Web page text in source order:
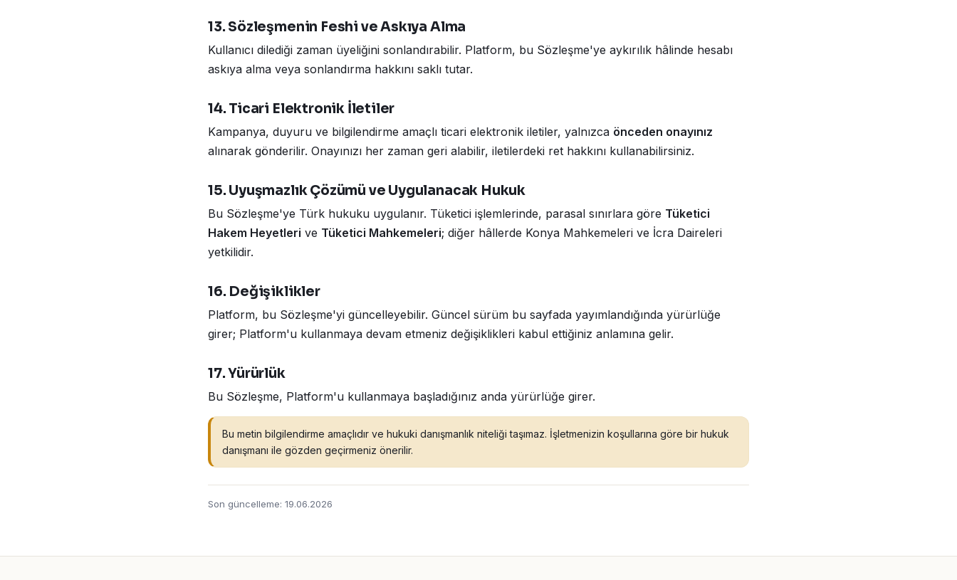
13. Sözleşmenin Feshi ve Askıya Alma
Kullanıcı dilediği zaman üyeliğini sonlandırabilir. Platform, bu Sözleşme'ye aykırılık hâlinde hesabı
askıya alma veya sonlandırma hakkını saklı tutar.
14. Ticari Elektronik İletiler
Kampanya, duyuru ve bilgilendirme amaçlı ticari elektronik iletiler, yalnızca önceden onayınız
alınarak gönderilir. Onayınızı her zaman geri alabilir, iletilerdeki ret hakkını kullanabilirsiniz.
15. Uyuşmazlık Çözümü ve Uygulanacak Hukuk
Bu Sözleşme'ye Türk hukuku uygulanır. Tüketici işlemlerinde, parasal sınırlara göre Tüketici
Hakem Heyetleri ve Tüketici Mahkemeleri; diğer hâllerde Konya Mahkemeleri ve İcra Daireleri
yetkilidir.
16. Değişiklikler
Platform, bu Sözleşme'yi güncelleyebilir. Güncel sürüm bu sayfada yayımlandığında yürürlüğe
girer; Platform'u kullanmaya devam etmeniz değişiklikleri kabul ettiğiniz anlamına gelir.
17. Yürürlük
Bu Sözleşme, Platform'u kullanmaya başladığınız anda yürürlüğe girer.
Bu metin bilgilendirme amaçlıdır ve hukuki danışmanlık niteliği taşımaz. İşletmenizin koşullarına göre bir hukuk
danışmanı ile gözden geçirmeniz önerilir.
Son güncelleme: 19.06.2026